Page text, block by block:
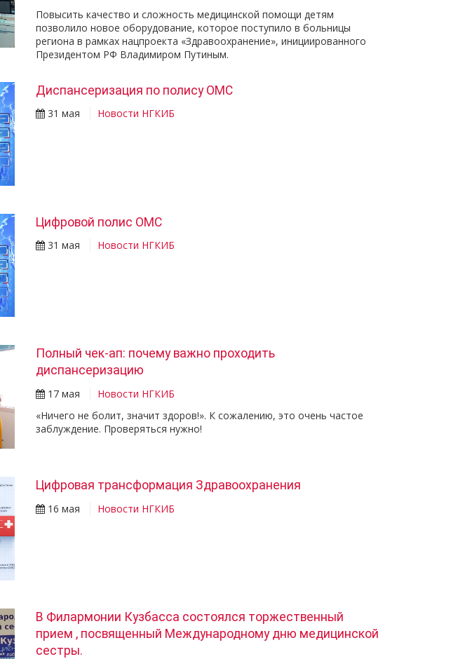
Повысить качество и сложность медицинской помощи детям
позволило новое оборудование, которое поступило в больницы
региона в рамках нацпроекта «Здравоохранение», инициированного
Президентом РФ Владимиром Путиным.
Диспансеризация по полису ОМС
31 мая Новости НГКИБ
Цифровой полис ОМС
31 мая Новости НГКИБ
Полный чек-ап: почему важно проходить
диспансеризацию
17 мая
Новости НГКИБ
«Ничего не болит, значит здоров!». К сожалению, это очень частое
заблуждение. Проверяться нужно!
Цифровая трансформация Здравоохранения
16 мая Новости НГКИБ
В Филармонии Кузбасса состоялся торжественный
прием , посвященный Международному дню медицинской
сестры.